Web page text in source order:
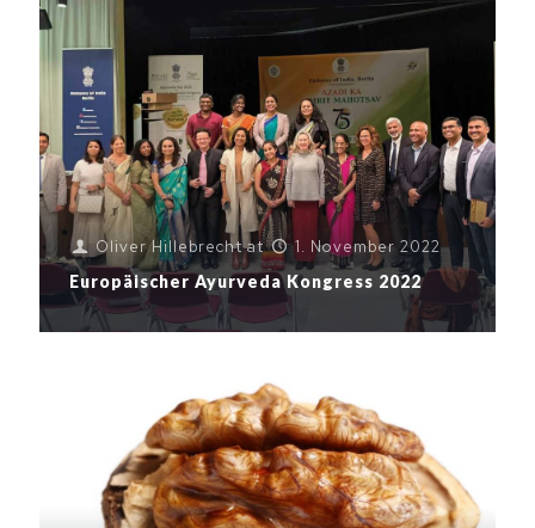
Oliver Hillebrecht at
1. November 2022
Europäischer Ayurveda Kongress 2022